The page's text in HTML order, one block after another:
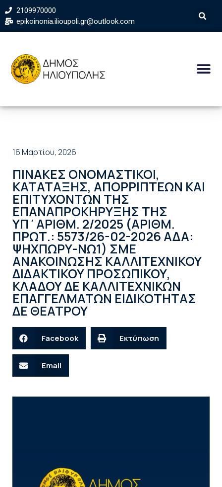
2109970000
epikoinonia.ilioupoli.gr@outlook.com
16 Μαρτίου, 2026
ΠΙΝΑΚΕΣ ΟΝΟΜΑΣΤΙΚΟΙ,
ΚΑΤΑΤΑΞΗΣ, ΑΠΟΡΡΙΠΤΕΩΝ ΚΑΙ
ΕΠΙΤΥΧΟΝΤΩΝ ΤΗΣ
ΕΠΑΝΑΠΡΟΚΗΡΥΞΗΣ ΤΗΣ
ΥΠ΄ΑΡΙΘΜ. 2/2025 (ΑΡΙΘΜ.
ΠΡΩΤ.: 5573/26-02-2026 ΑΔΑ:
ΨΗΧΠΩΡΥ-ΝΩ1) ΣΜΕ
ΑΝΑΚΟΙΝΩΣΗΣ ΚΑΛΛΙΤΕΧΝΙΚΟΥ
ΔΙΔΑΚΤΙΚΟΥ ΠΡΟΣΩΠΙΚΟΥ,
ΚΛΑΔΟΥ ΔΕ ΚΑΛΛΙΤΕΧΝΙΚΩΝ
ΕΠΑΓΓΕΛΜΑΤΩΝ ΕΙΔΙΚΟΤΗΤΑΣ
ΔΕ ΘΕΑΤΡΟΥ
Facebook Εκτύπωση
Email